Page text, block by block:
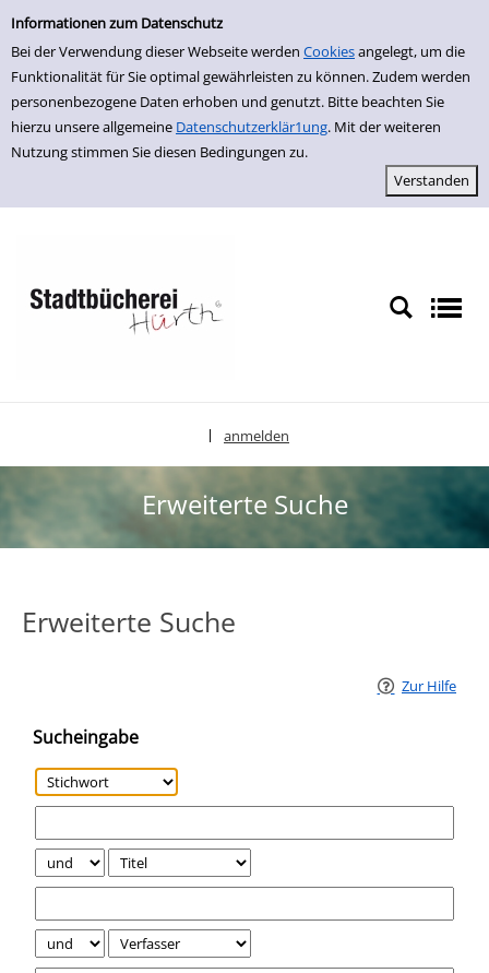
Erweiterte Suche
Informationen zum Datenschutz
Bei der Verwendung dieser Webseite werden Cookiesangelegt, um die
Funktionalität für Sie optimal gewährleisten zu können. Zudem werden
personenbezogene Daten erhoben und genutzt. Bitte beachten Sie
hierzu unsere allgemeine Datenschutzerklär1ung. Mit der weiteren
Nutzung stimmen Sie diesen Bedingungen zu.
zur Navigation springen
zum Inhalt springen
Zur erweiterten Suche springen
anmelden
Erweiterte Suche
Erweiterte Suche
Zur Hilfe
Sucheingabe